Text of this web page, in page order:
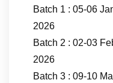
Batch 1 : 05-06
2026
Batch 2 : 02-03
2026
Batch 3 : 09-10